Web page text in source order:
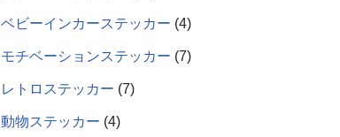
ベビーインカーステッカー 4
モチベーションステッカー 7
レトロステッカー 7
動物ステッカー 4